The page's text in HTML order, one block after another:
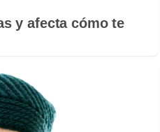
y afecta cómo te